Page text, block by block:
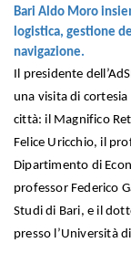
Bari Aldo Moro
logistica, gestione
navigazione.
Il presidente
una visita di
città: il Magnifico
Felice Uricchio, il
Dipartimento di
professor Federico
Studi di Bari, e il
presso l’Università